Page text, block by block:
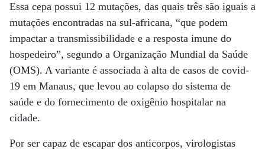
Essa cepa possui 12 mutações, das quais três são iguais a
mutações encontradas na sul-africana, “que podem
impactar a transmissibilidade e a resposta imune do
hospedeiro”, segundo a Organização Mundial da Saúde
(OMS). A variante é associada à alta de casos de covid-
19 em Manaus, que levou ao colapso do sistema de
saúde e do fornecimento de oxigênio hospitalar na
cidade.
Por ser capaz de escapar dos anticorpos, virologistas